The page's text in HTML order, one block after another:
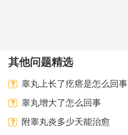
其他问题精选
睾丸上长了疙瘩是怎么回事
睾丸增大了怎么回事
附睾丸炎多少天能治愈